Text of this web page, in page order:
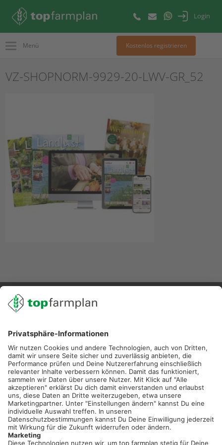
Login
Menü Kostenlos registrieren
VZ-SHOPNORM-9929-20-LWV-GR_52
02501 801 44 84
service@topfarmplan.de
Sei immer auf dem Laufenden!
Neue Features, spannende Tipps und hilfreiche Anleitungen!